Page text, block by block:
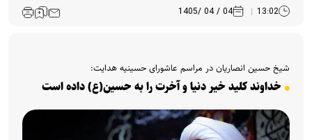
13:02
04 / 04 /1405
شیخ حسین انصاریان در مراسم عاشورای حسینیه هدایت:
خداوند کلید خیر دنیا و آخرت را به حسین(ع) داده است